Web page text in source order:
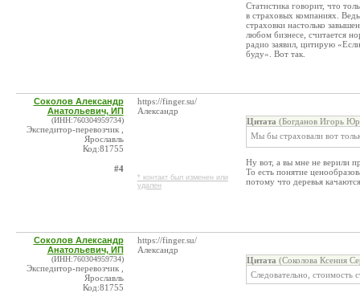
Статистика говорит, что
в страховых компаниях.
страховки настолько
любом бизнесе, считается
радио заявил, цитирую
буду». Вот так.
Соколов Александр
Анатольевич, ИП
(ИНН:760304959734)
Экспедитор-перевозчик ,
Ярославль
Код:81755
#4
https://finger.su/
Александр
* контакт был изменен или
удален
Цитата (Богданов Игорь
Мы бы страховали вот
Ну вот, а вы мне не верили
То есть понятие
потому что деревья
Соколов Александр
Анатольевич, ИП
(ИНН:760304959734)
Экспедитор-перевозчик ,
Ярославль
Код:81755
https://finger.su/
Александр
Цитата (Соколова Ксения
Следовательно, стоимость